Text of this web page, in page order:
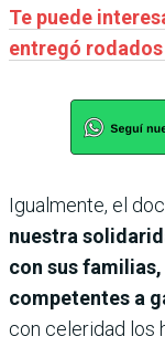
Te puede
entregó
Igualmente, el
nuestra
con sus
competentes a
con celeridad los